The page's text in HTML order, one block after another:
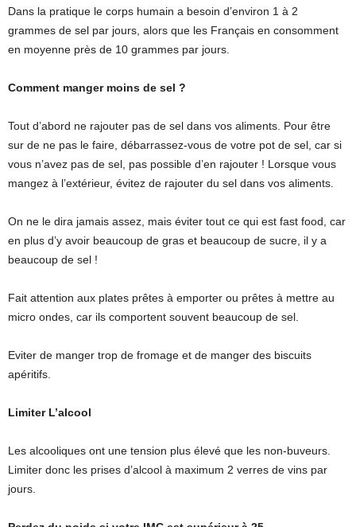
Dans la pratique le corps humain a besoin d’environ 1 à 2
grammes de sel par jours, alors que les Français en consomment
en moyenne près de 10 grammes par jours.
Comment manger moins de sel ?
Tout d’abord ne rajouter pas de sel dans vos aliments. Pour être
sur de ne pas le faire, débarrassez-vous de votre pot de sel, car si
vous n’avez pas de sel, pas possible d’en rajouter ! Lorsque vous
mangez à l’extérieur, évitez de rajouter du sel dans vos aliments.
On ne le dira jamais assez, mais éviter tout ce qui est fast food, car
en plus d’y avoir beaucoup de gras et beaucoup de sucre, il y a
beaucoup de sel !
Fait attention aux plates prêtes à emporter ou prêtes à mettre au
micro ondes, car ils comportent souvent beaucoup de sel.
Eviter de manger trop de fromage et de manger des biscuits
apéritifs.
Limiter L’alcool
Les alcooliques ont une tension plus élevé que les non-buveurs.
Limiter donc les prises d’alcool à maximum 2 verres de vins par
jours.